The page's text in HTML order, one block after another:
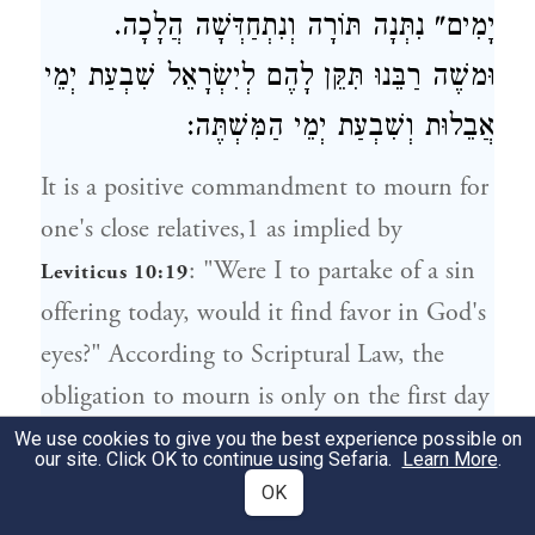
יָמִים" נִתְּנָה תּוֹרָה וְנִתְחַדְּשָׁה הֲלָכָה.
וּמשֶׁה רַבֵּנוּ תִּקֵּן לָהֶם לְיִשְׂרָאֵל שִׁבְעַת יְמֵי
אֲבֵלוּת וְשִׁבְעַת יְמֵי הַמִּשְׁתֶּה:
It is a positive commandment to mourn for
one's close relatives,1 as implied by
Leviticus 10:19: "Were I to partake of a sin
offering today, would it find favor in God's
eyes?" According to Scriptural Law, the
obligation to mourn is only on the first day
which is the day of the person's death and
burial. The remainder of the seven days of
mourning are not required by Scriptural
We use cookies to give you the best experience possible on
our site. Click OK to continue using Sefaria. Learn More.
OK